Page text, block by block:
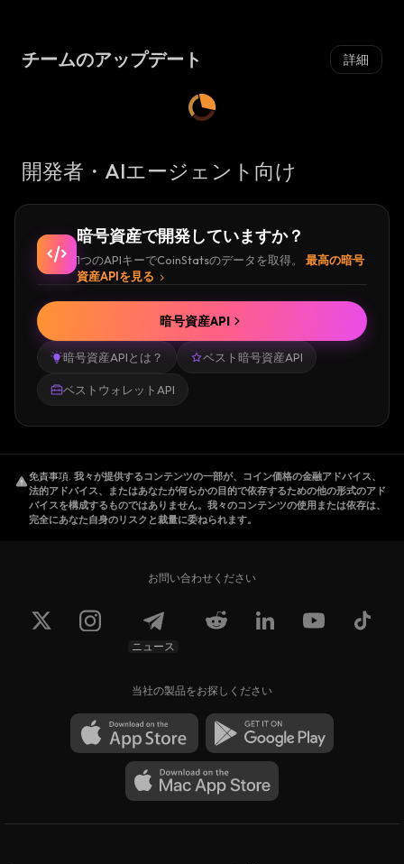
チームのアップデート 詳細
開発者・AIエージェント向け
暗号資産で開発していますか？
1つのAPIキーでCoinStatsのデータを取得。
最高の暗号
資産APIを見る
暗号資産APIとは？ ベスト暗号資産API
ベストウォレットAPI
暗号資産API
免責事項. 我々が提供するコンテンツの一部が、コイン価格の金融アドバイス、
法的アドバイス、またはあなたが何らかの目的で依存するための他の形式のアド
バイスを構成するものではありません。我々のコンテンツの使用または依存は、
完全にあなた自身のリスクと裁量に委ねられます。
お問い合わせください
ニュース
当社の製品をお探しください